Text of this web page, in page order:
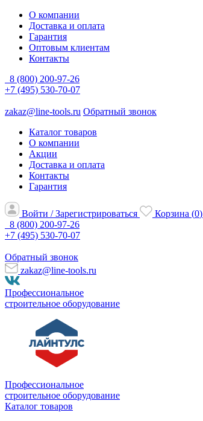
О компании
Доставка и оплата
Гарантия
Оптовым клиентам
Контакты
8 (800) 200-97-26
+7 (495) 530-70-07
zakaz@line-tools.ru Обратный звонок
Каталог товаров
О компании
Акции
Доставка и оплата
Контакты
Гарантия
Войти / Зарегистрироваться Корзина (0)
8 (800) 200-97-26
+7 (495) 530-70-07
Обратный звонок
zakaz@line-tools.ru
Профессиональное
строительное оборудование
Профессиональное
строительное оборудование
Каталог товаров